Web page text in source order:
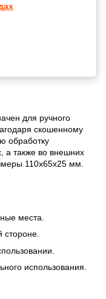
для ручного
скошенному
обработку
а также во внешних
110x65x25 мм.
места.
стороне.
использования.